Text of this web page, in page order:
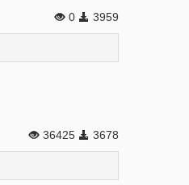
0 3959
36425 3678